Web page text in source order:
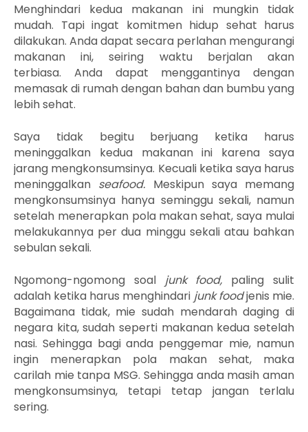
Menghindari kedua makanan ini mungkin tidak
mudah. Tapi ingat komitmen hidup sehat harus
dilakukan. Anda dapat secara perlahan mengurangi
makanan ini, seiring waktu berjalan akan
terbiasa.
Anda dapat menggantinya dengan
memasak di rumah dengan bahan dan bumbu yang
lebih sehat.
Saya tidak begitu berjuang ketika harus
meninggalkan kedua makanan ini karena saya
jarang mengkonsumsinya. Kecuali ketika saya harus
meninggalkan seafood. Meskipun saya memang
mengkonsumsinya hanya seminggu sekali, namun
setelah menerapkan pola makan sehat, saya mulai
melakukannya per dua minggu sekali atau bahkan
sebulan sekali.
Ngomong-ngomong soal junk food, paling sulit
adalah ketika harus menghindari junk foodjenis mie.
Bagaimana tidak, mie sudah mendarah daging di
negara kita, sudah seperti makanan kedua setelah
nasi. Sehingga bagi anda penggemar mie, namun
ingin menerapkan pola makan sehat, maka
carilah mie tanpa MSG. Sehingga anda masih aman
mengkonsumsinya, tetapi tetap jangan terlalu
sering.